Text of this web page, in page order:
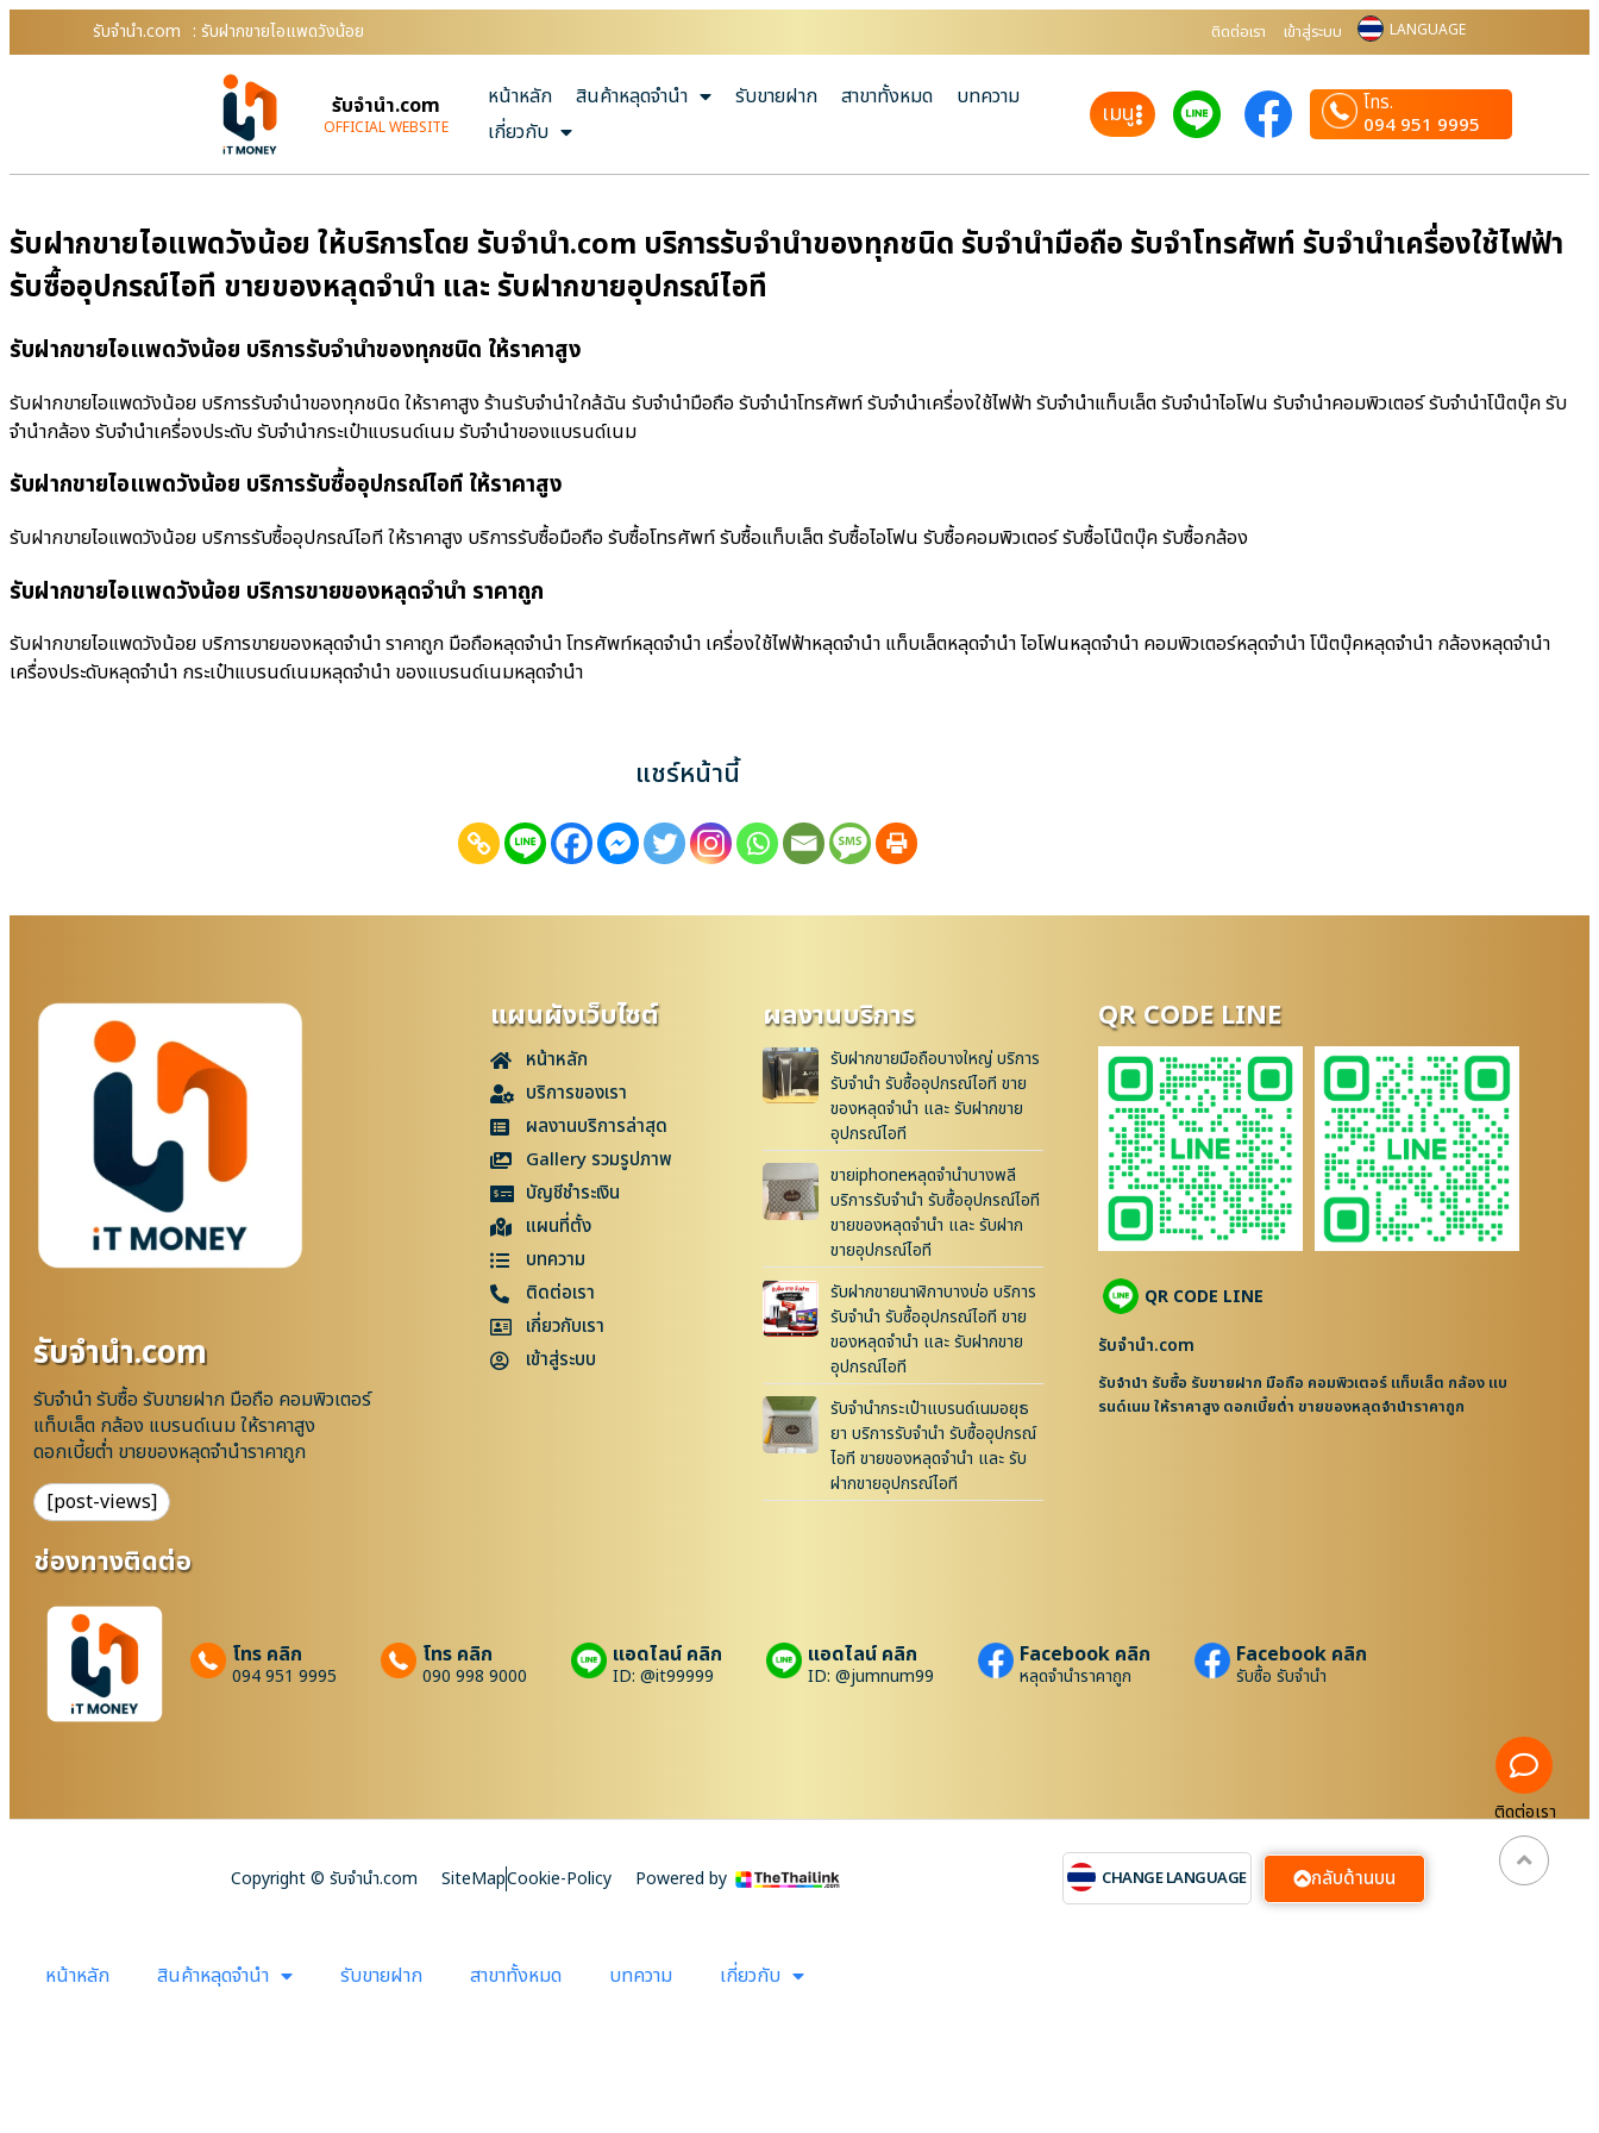
รับจํานํา.com : รับฝากขายไอแพดวังน้อย ติดต่อเรา เข้าสู่ระบบ LANGUAGE
รับจํานํา.com
OFFICIAL WEBSITE
หน้าหลัก สินค้าหลุดจำนำ รับขายฝาก สาขาทั้งหมด
บทความ
เกี่ยวกับ
เมนู
โทร.
094 951 9995
รับฝากขายไอแพดวังน้อย ให้บริการโดย รับจํานํา.com บริการรับจำนำของทุกชนิด รับจำนำมือถือ รับจำโทรศัพท์ รับจำนำเครื่องใช้ไฟฟ้า
รับซื้ออุปกรณ์ไอที ขายของหลุดจำนำ และ รับฝากขายอุปกรณ์ไอที
รับฝากขายไอแพดวังน้อย บริการรับจำนำของทุกชนิด ให้ราคาสูง
รับฝากขายไอแพดวังน้อย บริการรับจำนำของทุกชนิด ให้ราคาสูง ร้านรับจํานําใกล้ฉัน รับจำนำมือถือ รับจำนำโทรศัพท์ รับจำนำเครื่องใช้ไฟฟ้า รับจำนำแท็บเล็ต รับจำนำไอโฟน รับจำนำคอมพิวเตอร์ รับจำนำโน๊ตบุ๊ค รับ
จำนำกล้อง รับจำนำเครื่องประดับ รับจำนำกระเป๋าแบรนด์เนม รับจำนำของแบรนด์เนม
รับฝากขายไอแพดวังน้อย บริการรับซื้ออุปกรณ์ไอที ให้ราคาสูง
รับฝากขายไอแพดวังน้อย บริการรับซื้ออุปกรณ์ไอที ให้ราคาสูง บริการรับซื้อมือถือ รับซื้อโทรศัพท์ รับซื้อแท็บเล็ต รับซื้อไอโฟน รับซื้อคอมพิวเตอร์ รับซื้อโน๊ตบุ๊ค รับซื้อกล้อง
รับฝากขายไอแพดวังน้อย บริการขายของหลุดจำนำ ราคาถูก
รับฝากขายไอแพดวังน้อย บริการขายของหลุดจำนำ ราคาถูก มือถือหลุดจำนำ โทรศัพท์หลุดจำนำ เครื่องใช้ไฟฟ้าหลุดจำนำ แท็บเล็ตหลุดจำนำ ไอโฟนหลุดจำนำ คอมพิวเตอร์หลุดจำนำ โน๊ตบุ๊คหลุดจำนำ กล้องหลุดจำนำ
เครื่องประดับหลุดจำนำ กระเป๋าแบรนด์เนมหลุดจำนำ ของแบรนด์เนมหลุดจำนำ
แชร์หน้านี้
รับจํานํา.com
รับจำนำ รับซื้อ รับขายฝาก มือถือ คอมพิวเตอร์
แท็บเล็ต กล้อง แบรนด์เนม ให้ราคาสูง
ดอกเบี้ยต่ำ ขายของหลุดจำนำราคาถูก
[post-views]
แผนผังเว็บไซต์
หน้าหลัก
บริการของเรา
ผลงานบริการล่าสุด
Gallery รวมรูปภาพ
บัญชีชำระเงิน
แผนที่ตั้ง
บทความ
ติดต่อเรา
เกี่ยวกับเรา
เข้าสู่ระบบ
ผลงานบริการ
รับฝากขายมือถือบางใหญ่ บริการ
รับจำนำ รับซื้ออุปกรณ์ไอที ขาย
ของหลุดจำนำ และ รับฝากขาย
อุปกรณ์ไอที
ขายiphoneหลุดจำนำบางพลี
บริการรับจำนำ รับซื้ออุปกรณ์ไอที
ขายของหลุดจำนำ และ รับฝาก
ขายอุปกรณ์ไอที
รับฝากขายนาฬิกาบางบ่อ บริการ
รับจำนำ รับซื้ออุปกรณ์ไอที ขาย
ของหลุดจำนำ และ รับฝากขาย
อุปกรณ์ไอที
รับจำนำกระเป๋าแบรนด์เนมอยุธ
ยา บริการรับจำนำ รับซื้ออุปกรณ์
ไอที ขายของหลุดจำนำ และ รับ
ฝากขายอุปกรณ์ไอที
QR CODE LINE
QR CODE LINE
รับจํานํา.com
รับจำนำ รับซื้อ รับขายฝาก มือถือ คอมพิวเตอร์ แท็บเล็ต กล้อง แบ
รนด์เนม ให้ราคาสูง ดอกเบี้ยต่ำ ขายของหลุดจำนำราคาถูก
ช่องทางติดต่อ
โทร คลิก
094 951 9995
โทร คลิก
090 998 9000
แอดไลน์ คลิก
ID: @it99999
แอดไลน์ คลิก
ID: @jumnum99
Facebook คลิก
หลุดจำนำราคาถูก
Facebook คลิก
รับซื้อ รับจำนำ
Copyright © รับจํานํา.com SiteMapCookie-Policy Powered by CHANGE LANGUAGE กลับด้านบน
ติดต่อเรา
หน้าหลัก สินค้าหลุดจำนำ รับขายฝาก สาขาทั้งหมด บทความ เกี่ยวกับ